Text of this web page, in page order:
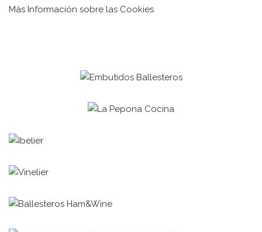
Más Información sobre las Cookies